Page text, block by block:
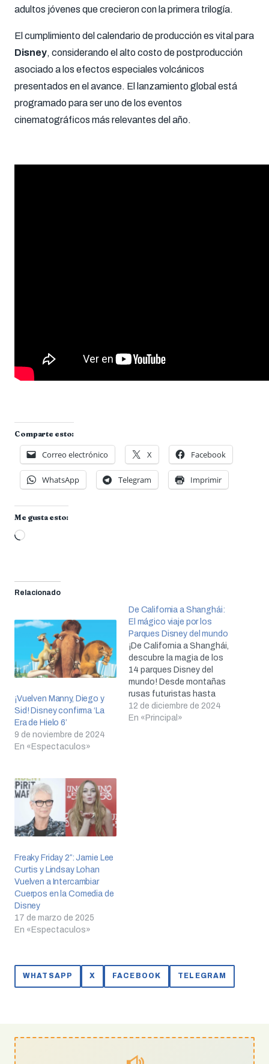
adultos jóvenes que crecieron con la primera trilogía.
El cumplimiento del calendario de producción es vital para
Disney, considerando el alto costo de postproducción
asociado a los efectos especiales volcánicos
presentados en el avance. El lanzamiento global está
programado para ser uno de los eventos
cinematográficos más relevantes del año.
Comparte esto:
Correo electrónico X Facebook
WhatsApp Telegram Imprimir
Me gusta esto:
Cargando...
Relacionado
¡Vuelven Manny, Diego y
Sid! Disney confirma ‘La
Era de Hielo 6’
9 de noviembre de 2024
En «Espectaculos»
De California a Shanghái:
El mágico viaje por los
Parques Disney del mundo
¡De California a Shanghái,
descubre la magia de los
14 parques Disney del
mundo! Desde montañas
rusas futuristas hasta
castillos de cuento, hay
un mundo de aventuras
12 de diciembre de 2024
En «Principal»
Freaky Friday 2″: Jamie Lee
Curtis y Lindsay Lohan
Vuelven a Intercambiar
Cuerpos en la Comedia de
Disney
17 de marzo de 2025
En «Espectaculos»
WHATSAPP X FACEBOOK TELEGRAM